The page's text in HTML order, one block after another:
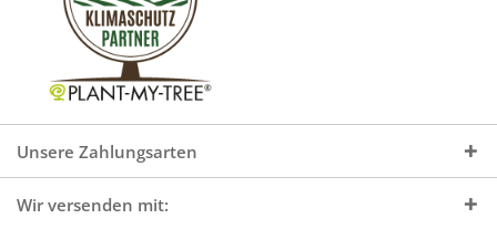
Unsere Zahlungsarten
Wir versenden mit: